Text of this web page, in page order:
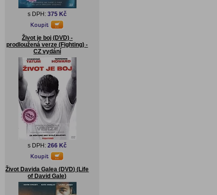
s DPH: 375 Kč
Život je boj (DVD) -
prodloužená verze (Fighting) -
CZ vydání
s DPH: 266 Kč
Život Davida Galea (DVD) (Life
of David Gale)